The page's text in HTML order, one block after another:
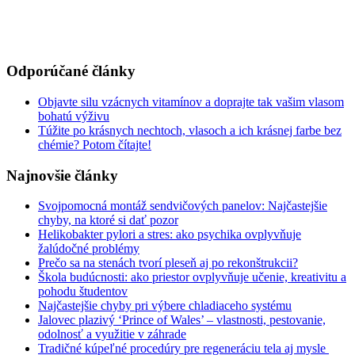
Odporúčané články
Objavte silu vzácnych vitamínov a doprajte tak vašim vlasom
bohatú výživu
Túžite po krásnych nechtoch, vlasoch a ich krásnej farbe bez
chémie? Potom čítajte!
Najnovšie články
Svojpomocná montáž sendvičových panelov: Najčastejšie
chyby, na ktoré si dať pozor
Helikobakter pylori a stres: ako psychika ovplyvňuje
žalúdočné problémy
Prečo sa na stenách tvorí pleseň aj po rekonštrukcii?
Škola budúcnosti: ako priestor ovplyvňuje učenie, kreativitu a
pohodu študentov
Najčastejšie chyby pri výbere chladiaceho systému
Jalovec plazivý ‘Prince of Wales’ – vlastnosti, pestovanie,
odolnosť a využitie v záhrade
Tradičné kúpeľné procedúry pre regeneráciu tela aj mysle